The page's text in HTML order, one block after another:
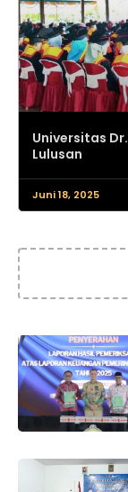
Universitas
Lulusan
Juni 18, 2025